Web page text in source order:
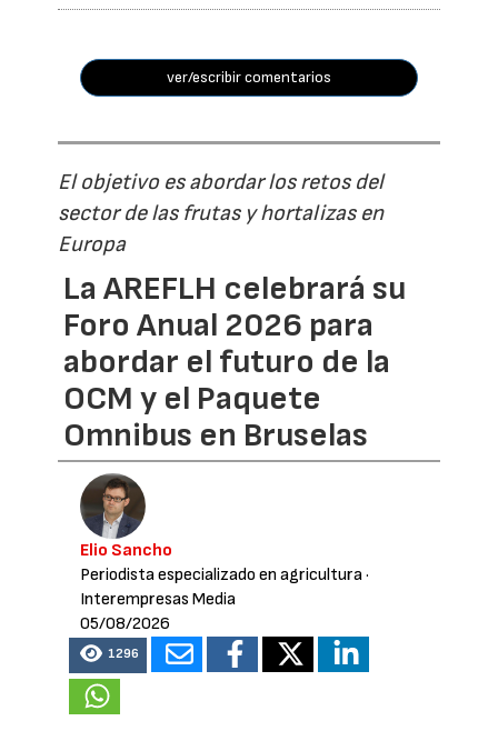
ver/escribir comentarios
El objetivo es abordar los retos del
sector de las frutas y hortalizas en
Europa
La AREFLH celebrará su
Foro Anual 2026 para
abordar el futuro de la
OCM y el Paquete
Omnibus en Bruselas
Elio Sancho
Periodista especializado en agricultura·
Interempresas Media
05/08/2026
1296